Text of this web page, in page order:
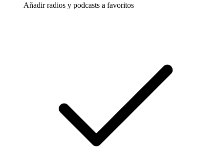
Añadir radios y podcasts a favoritos